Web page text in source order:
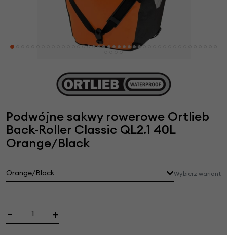
Podwójne sakwy rowerowe Ortlieb
Back-Roller Classic QL2.1 40L
Orange/Black
Orange/Black Wybierz wariant
- +